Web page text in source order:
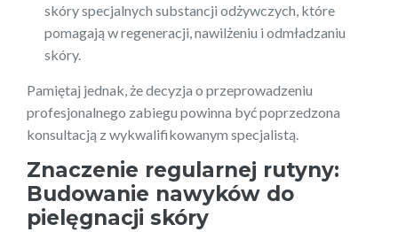
skóry specjalnych substancji odżywczych, które
pomagają w regeneracji, nawilżeniu i odmładzaniu
skóry.
Pamiętaj jednak, że decyzja o przeprowadzeniu
profesjonalnego zabiegu powinna być poprzedzona
konsultacją z wykwalifikowanym specjalistą.
Znaczenie regularnej rutyny:
Budowanie nawyków do
pielęgnacji skóry